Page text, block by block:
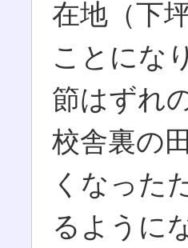
在地（下
ことにな
節はずれ
校舎裏の
くなった
るように